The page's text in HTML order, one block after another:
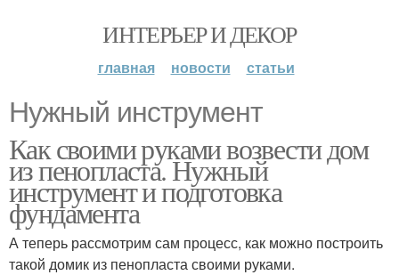
ИНТЕРЬЕР И ДЕКОР
главная новости статьи
Нужный инструмент
Как своими руками возвести дом
из пенопласта. Нужный
инструмент и подготовка
фундамента
А теперь рассмотрим сам процесс, как можно построить
такой домик из пенопласта своими руками.